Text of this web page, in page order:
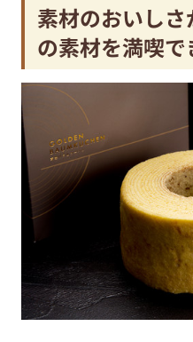
素材のおいし
の素材を満喫